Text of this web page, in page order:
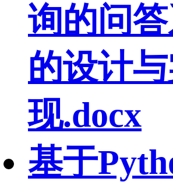
询的问
的设计
现.docx
基于